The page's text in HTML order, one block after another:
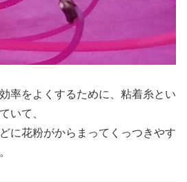
率をよくするために、粘着糸とい
いて、
に花粉がからまってくっつきやす